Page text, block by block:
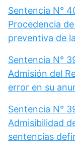
Sentencia N°
Procedencia
preventiva de
Sentencia N°
Admisión del
error en su
Sentencia N°
Admisibilidad
sentencias